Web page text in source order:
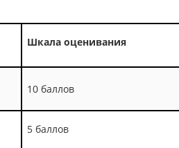
Шкала оценивания
10 баллов
5 баллов